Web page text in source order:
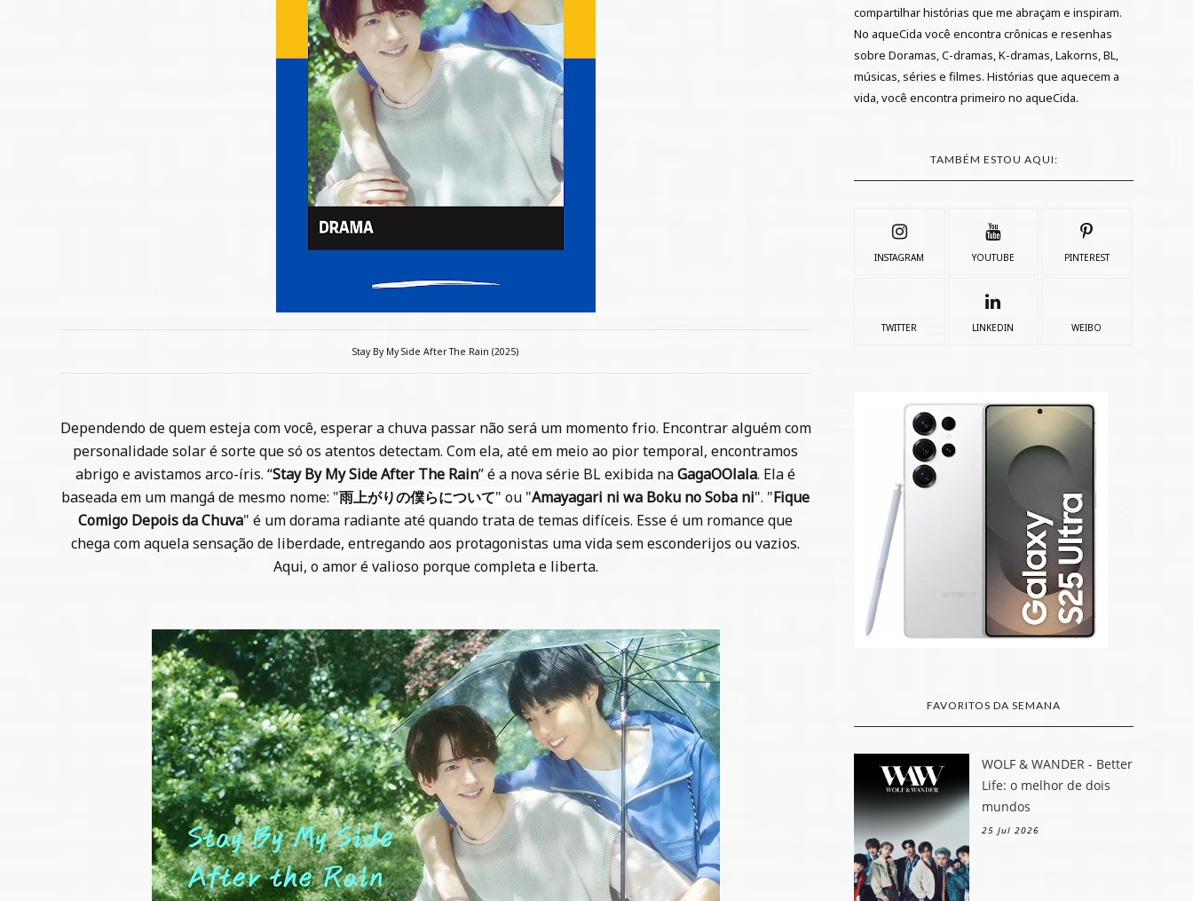
Stay By My Side After The Rain (2025)
Dependendo de quem esteja com você, esperar a chuva passar não será um momento frio. Encontrar alguém com
personalidade solar é sorte que só os atentos detectam. Com ela, até em meio ao pior temporal, encontramos
abrigo e avistamos arco-íris. “Stay By My Side After The Rain” é a nova série BL exibida naGagaOOlala. Ela é
baseada em um mangá de mesmo nome: "雨上がりの僕らについて" ou "Amayagari ni wa Boku no Soba ni". "Fique
Comigo Depois da Chuva" é um dorama radiante até quando trata de temas difíceis. Esse é um romance que
chega com aquela sensação de liberdade, entregando aos protagonistas uma vida sem esconderijos ou vazios.
Aqui, o amor é valioso porque completa e liberta.
compartilhar histórias que me abraçam e inspiram.
No aqueCida você encontra crônicas e resenhas
sobre Doramas, C-dramas, K-dramas, Lakorns, BL,
músicas, séries e filmes. Histórias que aquecem a
vida, você encontra primeiro no aqueCida.
TAMBÉM ESTOU AQUI:
INSTAGRAM YOUTUBE PINTEREST
TWITTER LINKEDIN WEIBO
FAVORITOS DA SEMANA
WOLF & WANDER - Better
Life: o melhor de dois
mundos
25 Jul 2026